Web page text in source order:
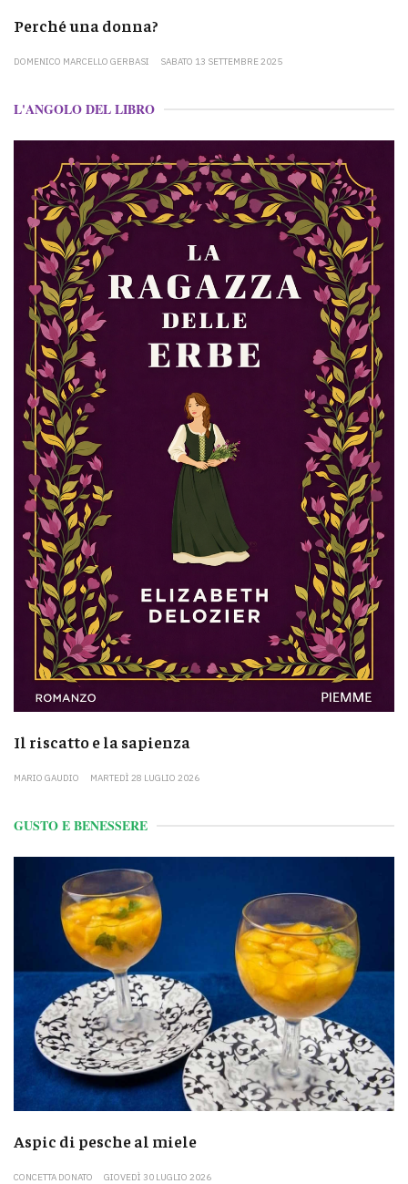
Perché una donna?
DOMENICO MARCELLO GERBASI SABATO 13 SETTEMBRE 2025
L'ANGOLO DEL LIBRO
Il riscatto e la sapienza
MARIO GAUDIO MARTEDÌ 28 LUGLIO 2026
GUSTO E BENESSERE
Aspic di pesche al miele
CONCETTA DONATO GIOVEDÌ 30 LUGLIO 2026